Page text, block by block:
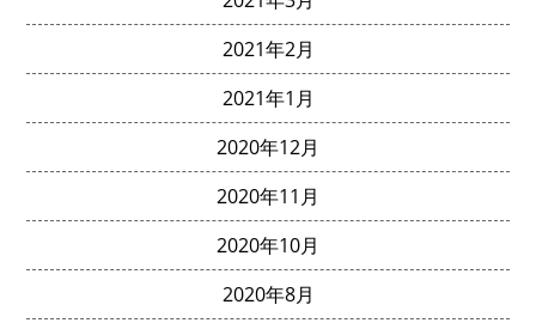
2021年2月
2021年1月
2020年12月
2020年11月
2020年10月
2020年8月